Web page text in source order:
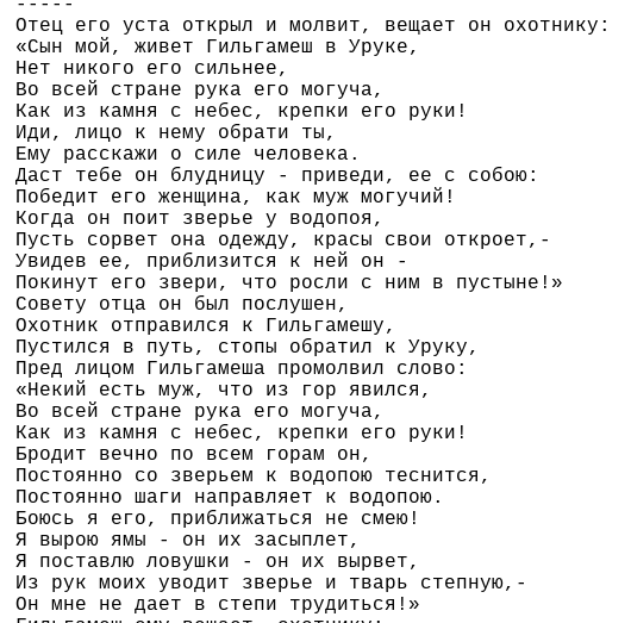
Отец его уста открыл и молвит, вещает он охотнику:
«Сын мой, живет Гильгамеш в Уруке,
никого его сильнее,
всей стране рука его могуча,
Как из камня с небес, крепки его руки!
Иди, лицо к нему обрати ты,
Ему расскажи о силе человека.
Даст тебе он блудницу - приведи, ее с собою:
его женщина, как муж могучий!
Когда он поит зверье у водопоя,
Пусть сорвет она одежду, красы свои откроет,-
Увидев ее, приблизится к ней он -
Покинут его звери, что росли с ним в пустыне!»
отца он был послушен,
Охотник отправился к Гильгамешу,
Пустился в путь, стопы обратил к Уруку,
Пред лицом Гильгамеша промолвил слово:
«Некий есть муж, что из гор явился,
всей стране рука его могуча,
Как из камня с небес, крепки его руки!
Бродит вечно по всем горам он,
Постоянно со зверьем к водопою теснится,
Постоянно шаги направляет к водопою.
я его, приближаться не смею!
Я вырою ямы - он их засыплет,
Я поставлю ловушки - он их вырвет,
Из рук моих уводит зверье и тварь степную,-
Он мне не дает в степи трудиться!»